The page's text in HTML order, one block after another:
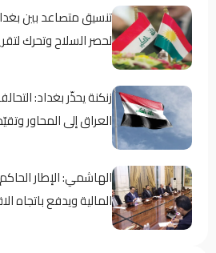
تنسيق متصاعد بين
لحصر السلاح وتحرك
زنكنة يحذّر بغداد:
العراق إلى المحاور
الهاشمي: الإطار
المالية ويدفع باتجاه